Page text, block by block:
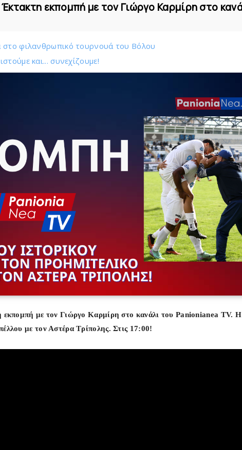
εκπομπή με τον Γιώργο Καρμίρη στο
φιλανθρωπικό τουρνουά του Bόλου
και... συνεχίζουμε!
με τον Γιώργο Καρμίρη στο κανάλι του Panionianea TV. Η
με τον Αστέρα Τρίπολης. Στις 17:00!